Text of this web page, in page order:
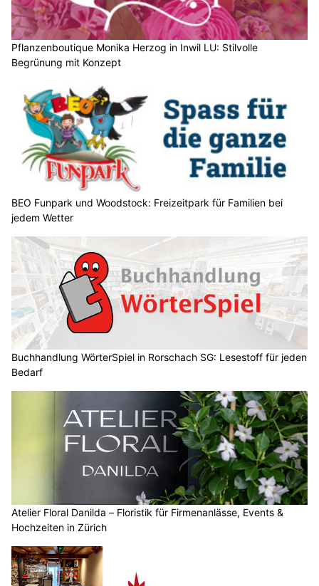
Pflanzenboutique Monika Herzog in Inwil LU: Stilvolle
Begrünung mit Konzept
BEO Funpark und Woodstock: Freizeitpark für Familien bei
jedem Wetter
Buchhandlung WörterSpiel in Rorschach SG: Lesestoff für jeden
Bedarf
Atelier Floral Danilda – Floristik für Firmenanlässe, Events &
Hochzeiten in Zürich